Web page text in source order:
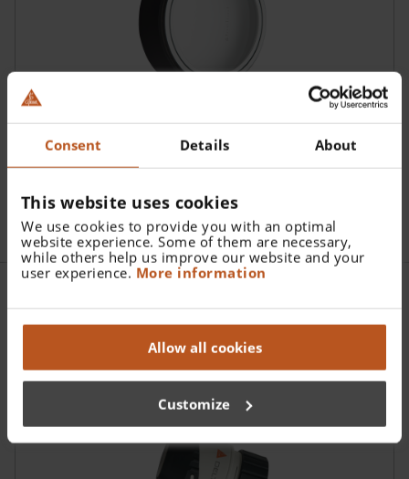
Consent Details About
This website uses cookies
We use cookies to provide you with an optimal
website experience. Some of them are necessary,
while others help us improve our website and your
user experience. More information
Allow all cookies
Customize
Dermatoscopi